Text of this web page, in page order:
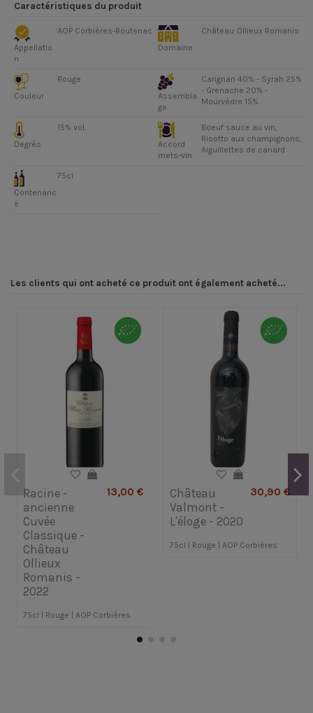
Caractéristiques du produit
Appellatio
n
AOP Corbières-Boutenac
Domaine
Château Ollieux Romanis
Couleur
Rouge
Assembla
ge
Carignan 40% - Syrah 25%
- Grenache 20% -
Mourvèdre 15%
Degrés
15% vol.
Accord
mets-vin
Boeuf sauce au vin,
Risotto aux champignons,
Aiguillettes de canard
Contenanc
e
75cl
Les clients qui ont acheté ce produit ont également acheté...
Racine -
ancienne
Cuvée
Classique -
Château
Ollieux
Romanis -
2022
13,00 €
75cl | Rouge | AOP Corbières
Château
Valmont -
L'éloge - 2020
30,90 €
75cl | Rouge | AOP Corbières